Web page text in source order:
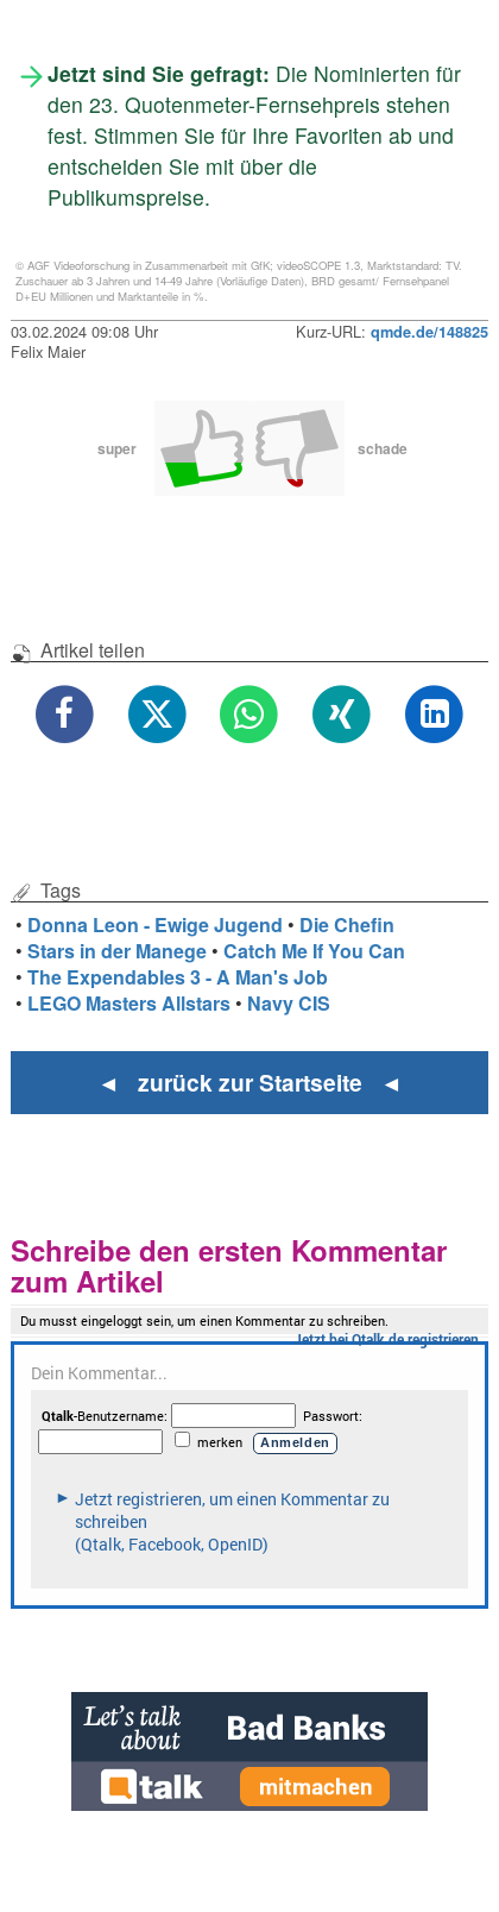
Jetzt sind Sie gefragt: Die Nominierten für
den 23. Quotenmeter-Fernsehpreis stehen
fest. Stimmen Sie für Ihre Favoriten ab und
entscheiden Sie mit über die
Publikumspreise.
© AGF Videoforschung in Zusammenarbeit mit GfK; videoSCOPE 1.3, Marktstandard: TV.
Zuschauer ab 3 Jahren und 14-49 Jahre (Vorläufige Daten), BRD gesamt/ Fernsehpanel
D+EU Millionen und Marktanteile in %.
03.02.2024 09:08 Uhr Kurz-URL: qmde.de/148825
Felix Maier
super schade
Artikel teilen
Tags
• Donna Leon - Ewige Jugend • Die Chefin
•Stars in der Manege •Catch Me If You Can
•The Expendables 3 - A Man's Job
• LEGO Masters Allstars • Navy CIS
◄ zurück zur Startseite ◄
Schreibe den ersten Kommentar
zum Artikel